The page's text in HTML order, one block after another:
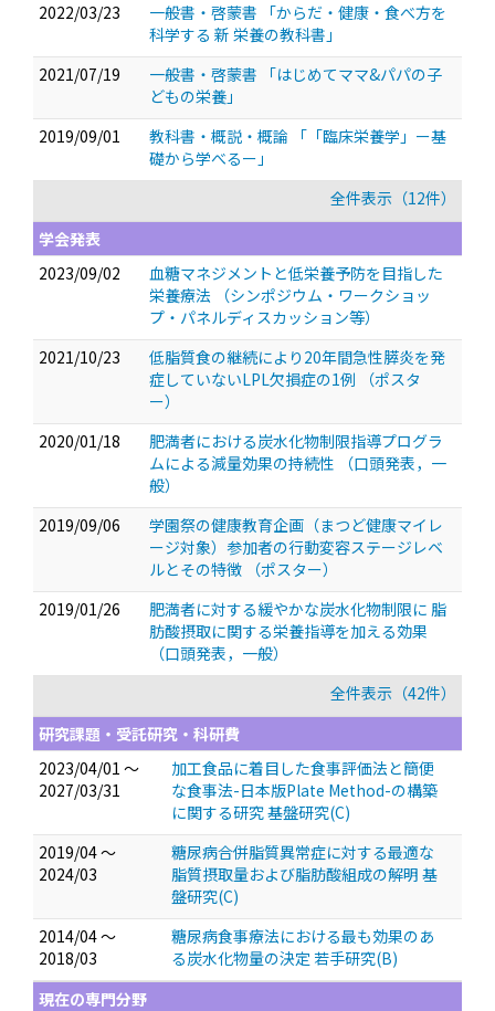
2022/03/23
一般書・啓蒙書 「からだ・健康・食べ方を
科学する 新 栄養の教科書」
2021/07/19
一般書・啓蒙書 「はじめてママ&パパの子
どもの栄養」
2019/09/01
教科書・概説・概論 「「臨床栄養学」ー基
礎から学べるー」
全件表示（12件）
学会発表
2023/09/02
血糖マネジメントと低栄養予防を目指した
栄養療法
（シンポジウム・ワークショッ
プ・パネルディスカッション等）
2021/10/23
低脂質食の継続により20年間急性膵炎を発
症していないLPL欠損症の1例
（ポスタ
ー）
2020/01/18
肥満者における炭水化物制限指導プログラ
ムによる減量効果の持続性
（口頭発表，一
般）
2019/09/06
学園祭の健康教育企画（まつど健康マイレ
ージ対象）参加者の行動変容ステージレベ
ルとその特徴
（ポスター）
2019/01/26
肥満者に対する緩やかな炭水化物制限に 脂
肪酸摂取に関する栄養指導を加える効果
（口頭発表，一般）
全件表示（42件）
研究課題・受託研究・科研費
2023/04/01 ～
2027/03/31
加工食品に着目した食事評価法と簡便
な食事法-日本版Plate Method-の構築
に関する研究 基盤研究(C)
2019/04 ～
2024/03
糖尿病合併脂質異常症に対する最適な
脂質摂取量および脂肪酸組成の解明 基
盤研究(C)
2014/04 ～
2018/03
糖尿病食事療法における最も効果のあ
る炭水化物量の決定 若手研究(B)
現在の専門分野